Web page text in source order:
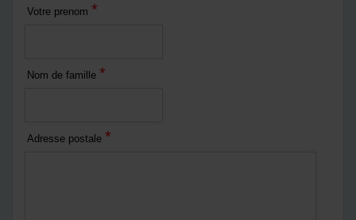
Votre prenom *
Nom de famille *
Adresse postale *